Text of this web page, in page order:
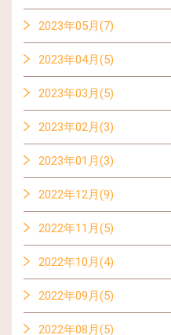
2023年05月(7)
2023年04月(5)
2023年03月(5)
2023年02月(3)
2023年01月(3)
2022年12月(9)
2022年11月(5)
2022年10月(4)
2022年09月(5)
2022年08月(5)